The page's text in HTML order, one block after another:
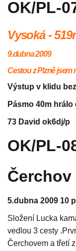
OK/PL-
Vysoká -
9.dubna 2009
Cestou z Plzně jsem
Výstup v klidu
Pásmo 40m
73 David ok6dj/p
OK/PL-
Čerchov
5.dubna 2009 10
Složení Lucka
vedlou 3 cesty
Čerchovem a třetí